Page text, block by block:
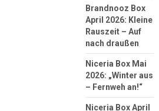
Brandnooz Box
April 2026: Kleine
Rauszeit – Auf
nach draußen
Niceria Box Mai
2026: „Winter aus
– Fernweh an!“
Niceria Box April